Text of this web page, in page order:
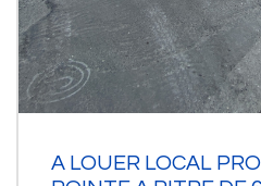
A LOUER LOCAL